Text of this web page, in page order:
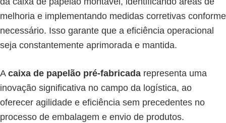
melhoria e implementando medidas corretivas conforme
necessário. Isso garante que a eficiência operacional
seja constantemente aprimorada e mantida.
A caixa de papelão pré-fabricada representa uma
inovação significativa no campo da logística, ao
oferecer agilidade e eficiência sem precedentes no
processo de embalagem e envio de produtos.